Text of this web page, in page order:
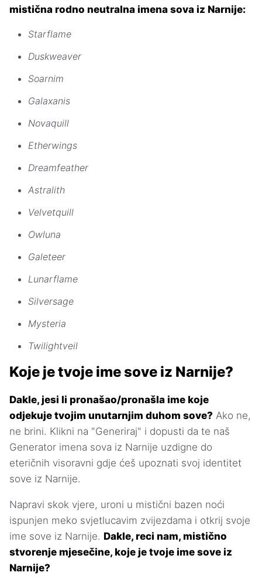
mistična rodno neutralna imena sova iz Narnije:
Starflame
Duskweaver
Soarnim
Galaxanis
Novaquill
Etherwings
Dreamfeather
Astralith
Velvetquill
Owluna
Galeteer
Lunarflame
Silversage
Mysteria
Twilightveil
Koje je tvoje ime sove iz Narnije?
Dakle, jesi li pronašao/pronašla ime koje
odjekuje tvojim unutarnjim duhom sove? Ako ne,
ne brini. Klikni na "Generiraj" i dopusti da te naš
Generator imena sova iz Narnije uzdigne do
eteričnih visoravni gdje ćeš upoznati svoj identitet
sove iz Narnije.
Napravi skok vjere, uroni u mistični bazen noći
ispunjen meko svjetlucavim zvijezdama i otkrij svoje
ime sove iz Narnije. Dakle, reci nam, mistično
stvorenje mjesečine, koje je tvoje ime sove iz
Narnije?